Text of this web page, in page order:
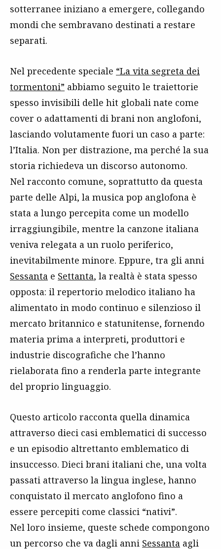
sotterranee iniziano a emergere, collegando
mondi che sembravano destinati a restare
separati.
Nel precedente speciale “La vita segreta dei
tormentoni” abbiamo seguito le traiettorie
spesso invisibili delle hit globali nate come
cover o adattamenti di brani non anglofoni,
lasciando volutamente fuori un caso a parte:
l’Italia. Non per distrazione, ma perché la sua
storia richiedeva un discorso autonomo.
Nel racconto comune, soprattutto da questa
parte delle Alpi, la musica pop anglofona è
stata a lungo percepita come un modello
irraggiungibile, mentre la canzone italiana
veniva relegata a un ruolo periferico,
inevitabilmente minore. Eppure, tra gli anni
Sessanta e Settanta, la realtà è stata spesso
opposta: il repertorio melodico italiano ha
alimentato in modo continuo e silenzioso il
mercato britannico e statunitense, fornendo
materia prima a interpreti, produttori e
industrie discografiche che l’hanno
rielaborata fino a renderla parte integrante
del proprio linguaggio.
Questo articolo racconta quella dinamica
attraverso dieci casi emblematici di successo
e un episodio altrettanto emblematico di
insuccesso. Dieci brani italiani che, una volta
passati attraverso la lingua inglese, hanno
conquistato il mercato anglofono fino a
essere percepiti come classici “nativi”.
Nel loro insieme, queste schede compongono
un percorso che va dagli anni Sessanta agli